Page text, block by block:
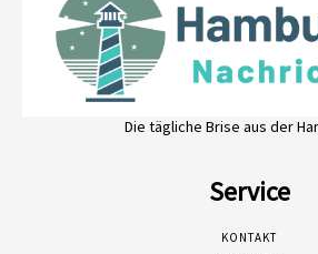
Die tägliche Brise aus der
Service
KONTAKT